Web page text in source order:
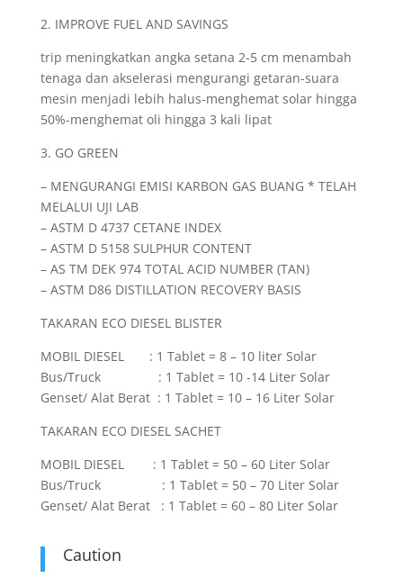
2. IMPROVE FUEL AND SAVINGS
trip meningkatkan angka setana 2-5 cm menambah
tenaga dan akselerasi mengurangi getaran-suara
mesin menjadi lebih halus-menghemat solar hingga
50%-menghemat oli hingga 3 kali lipat
3. GO GREEN
– MENGURANGI EMISI KARBON GAS BUANG * TELAH
MELALUI UJI LAB
– ASTM D 4737 CETANE INDEX
– ASTM D 5158 SULPHUR CONTENT
– AS TM DEK 974 TOTAL ACID NUMBER (TAN)
– ASTM D86 DISTILLATION RECOVERY BASIS
TAKARAN ECO DIESEL BLISTER
MOBIL DIESEL : 1 Tablet = 8 – 10 liter Solar
Bus/Truck : 1 Tablet = 10 -14 Liter Solar
Genset/ Alat Berat : 1 Tablet = 10 – 16 Liter Solar
TAKARAN ECO DIESEL SACHET
MOBIL DIESEL : 1 Tablet = 50 – 60 Liter Solar
Bus/Truck : 1 Tablet = 50 – 70 Liter Solar
Genset/ Alat Berat : 1 Tablet = 60 – 80 Liter Solar
Caution